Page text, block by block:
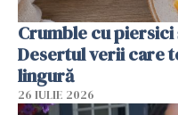
Crumble cu
Desertul verii care
lingură
26 IULIE 2026